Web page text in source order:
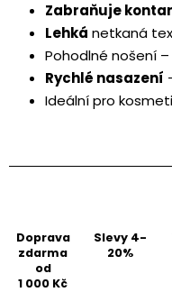
Zabraňuje
Lehká netkaná
Pohodlné nošení –
Rychlé nasazení
Ideální pro
Doprava
zdarma
od
1 000 Kč
Slevy 4-
20%